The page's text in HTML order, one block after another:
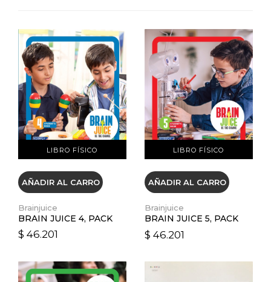
LIBRO FÍSICO
VER DETALLES
AÑADIR AL CARRO
Brainjuice
BRAIN JUICE 4, PACK
$ 46.201
LIBRO FÍSICO
VER DETALLES
AÑADIR AL CARRO
Brainjuice
BRAIN JUICE 5, PACK
$ 46.201